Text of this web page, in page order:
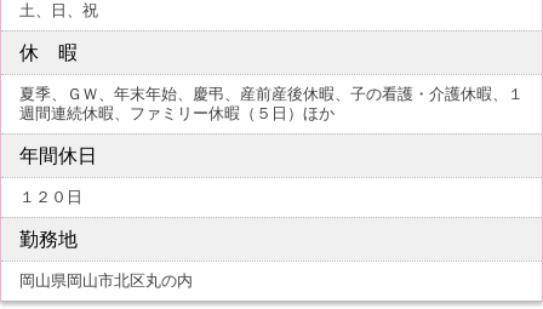
土、日、祝
休 暇
夏季、ＧＷ、年末年始、慶弔、産前産後休暇、子の看護・介護休暇、１
週間連続休暇、ファミリー休暇（５日）ほか
年間休日
１２０日
勤務地
岡山県岡山市北区丸の内